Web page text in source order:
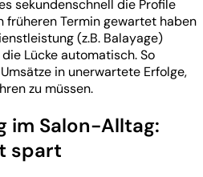
sekundenschnell die Profile
früheren Termin gewartet haben
(z.B. Balayage)
Lücke automatisch. So
in unerwartete Erfolge,
zu müssen.
im Salon-Alltag:
spart